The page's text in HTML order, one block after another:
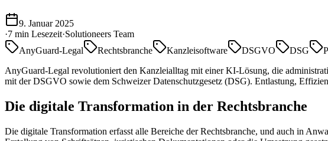
9. Januar 2025
·7 min Lesezeit·Solutioneers Team
AnyGuard-Legal
Rechtsbranche Kanzleisoftware DSGVO DSG
AnyGuard-Legal revolutioniert den Kanzleialltag mit einer KI-Lösung, die
mit der DSGVO sowie dem Schweizer Datenschutzgesetz (DSG). Entlastung,
Die digitale Transformation in der Rechtsbranche
Die digitale Transformation erfasst alle Bereiche der Rechtsbranche, und auch in